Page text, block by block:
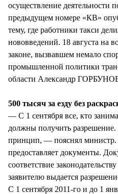
осуществление деятельности
предыдущем номере «КВ»
тему, где работники такси
нововведений. 18 августа на
законе, вызвавшем немало
промышленной политики
области Александр
500 тысяч за езду без
— С 1 сентября все, кто
должны получить разрешение.
принцип, — пояснял министр.
предоставляет документы.
соответствие
заявителю выдается
С 1 сентября 2011-го и до 1